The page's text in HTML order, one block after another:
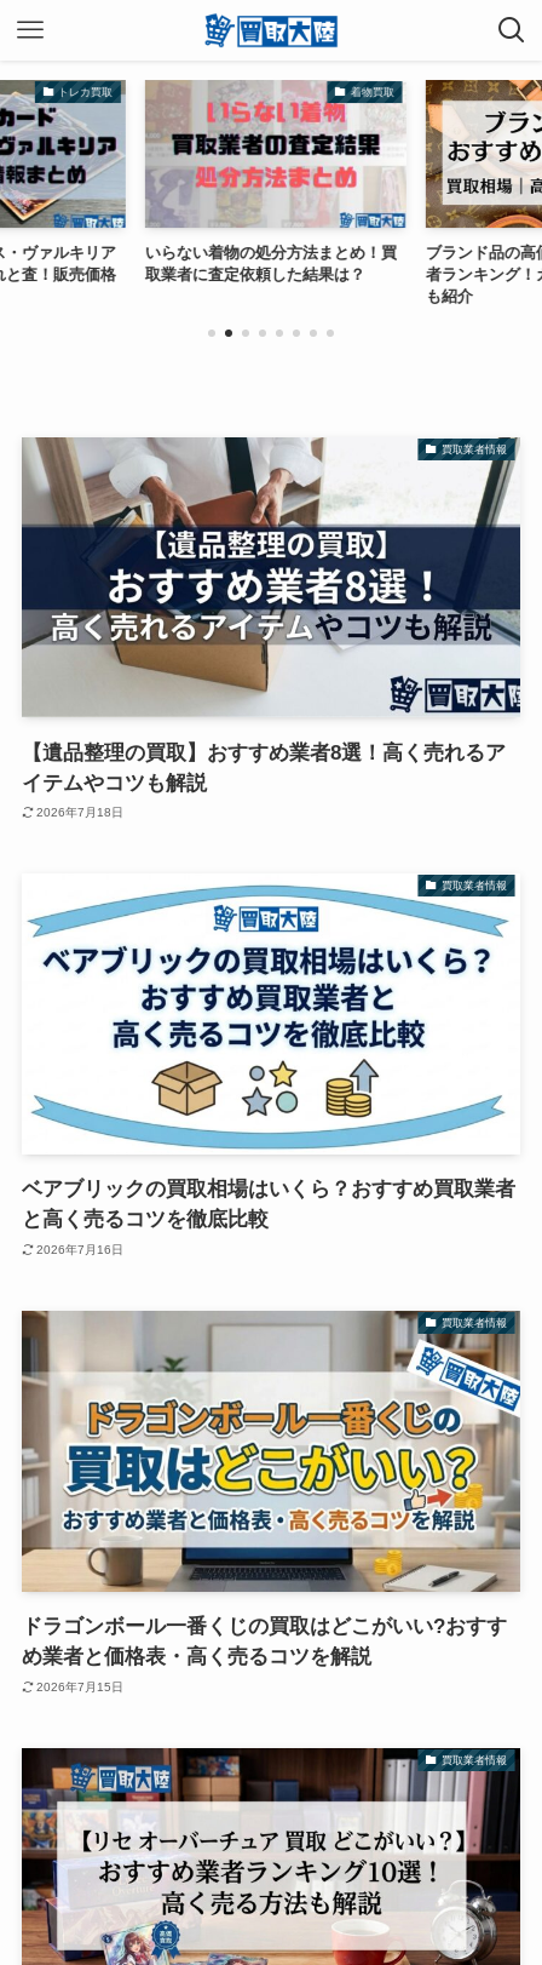
トレカ買取
ヴァルキリア
査！販売価格
着物買取
いらない着物の処分方法まとめ！買
取業者に査定依頼した結果は？
ブランド品の高
者ランキング！
も紹介
買取業者情報
【遺品整理の買取】おすすめ業者8選！高く売れるア
イテムやコツも解説
2026年7月18日
買取業者情報
ベアブリックの買取相場はいくら？おすすめ買取業者
と高く売るコツを徹底比較
2026年7月16日
買取業者情報
ドラゴンボール一番くじの買取はどこがいい?おすす
め業者と価格表・高く売るコツを解説
2026年7月15日
買取業者情報